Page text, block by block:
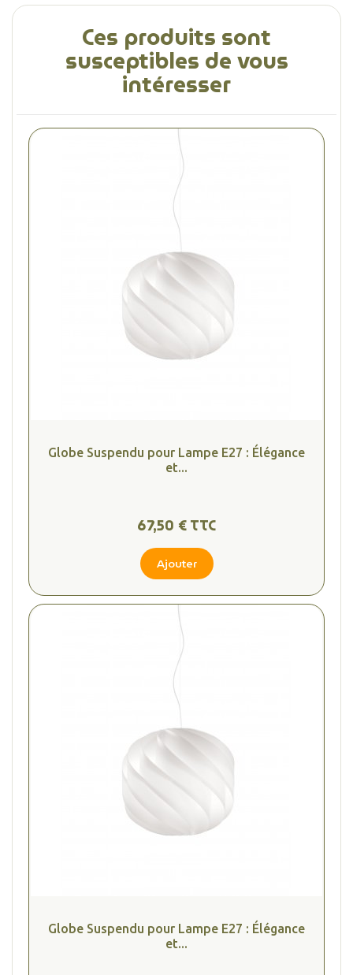
Ces produits sont
susceptibles de vous
intéresser
Globe Suspendu pour Lampe E27 : Élégance
et...
67,50 € TTC
Ajouter
Globe Suspendu pour Lampe E27 : Élégance
et...